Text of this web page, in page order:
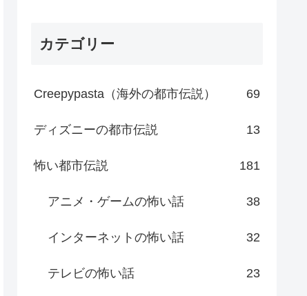
カテゴリー
Creepypasta（海外の都市伝説） 69
ディズニーの都市伝説 13
怖い都市伝説 181
アニメ・ゲームの怖い話 38
インターネットの怖い話 32
テレビの怖い話 23